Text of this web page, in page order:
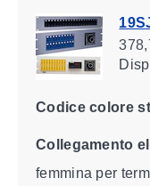
Codice colore
Collegamento
femmina per